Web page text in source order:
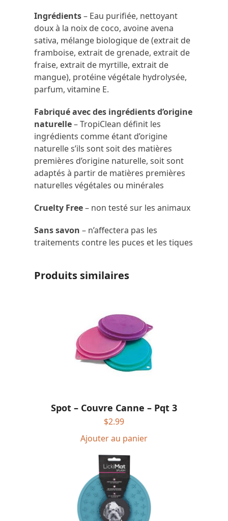
Ingrédients– Eau purifiée, nettoyant
doux à la noix de coco, avoine avena
sativa, mélange biologique de (extrait de
framboise, extrait de grenade, extrait de
fraise, extrait de myrtille, extrait de
mangue), protéine végétale hydrolysée,
parfum, vitamine E.
Fabriqué avec des ingrédients d’origine
naturelle– TropiClean définit les
ingrédients comme étant d’origine
naturelle s’ils sont soit des matières
premières d’origine naturelle, soit sont
adaptés à partir de matières premières
naturelles végétales ou minérales
Cruelty Free– non testé sur les animaux
Sans savon – n’affectera pas les
traitements contre les puces et les tiques
Produits similaires
Spot – Couvre Canne – Pqt 3
$2.99
Ajouter au panier